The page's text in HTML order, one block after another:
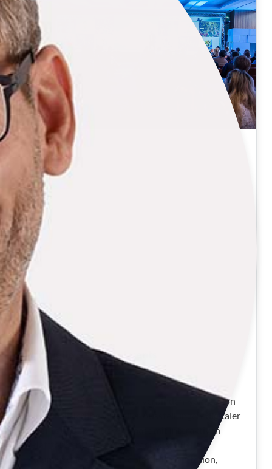
Virtuelle & digitale Events
Virtuelle & digitale Events verbinden Konzeption
und Realisierung virtueller Ausstellungen, digitaler
Events und hybrider Formate mit interaktiven
Plattformen, Streaming‑Technik, virtuellen
Räumen und digitalen Tools für Präsentation,